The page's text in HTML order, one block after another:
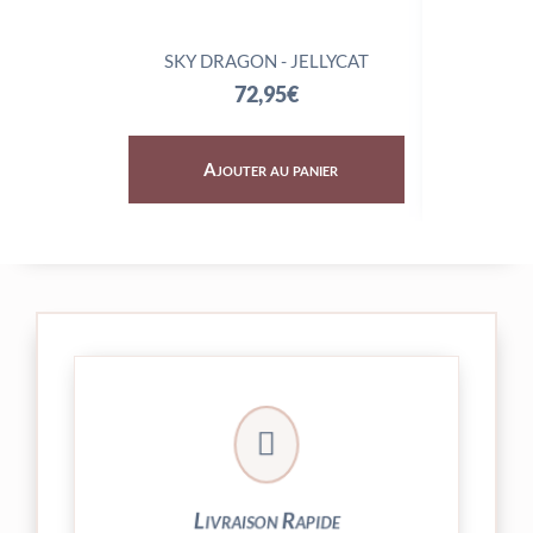
SKY DRAGON - JELLYCAT
72,95€
Ajouter au panier

Livraison Rapide
Votre commande est expédiée sous
24/48h et livrée par Colissimo.